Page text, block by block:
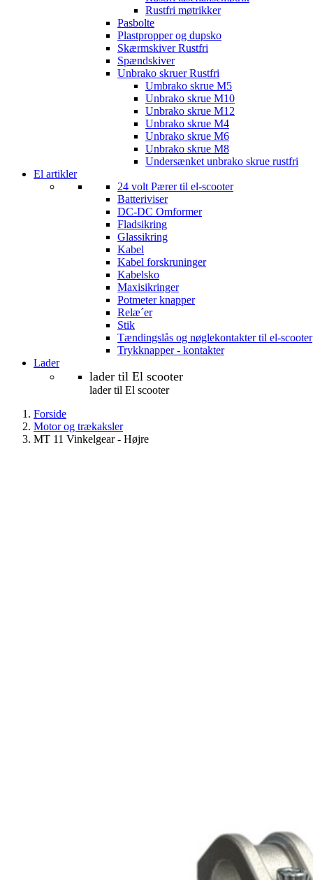
Rustfri møtrikker
Pasbolte
Plastpropper og dupsko
Skærmskiver Rustfri
Spændskiver
Unbrako skruer Rustfri
Umbrako skrue M5
Unbrako skrue M10
Unbrako skrue M12
Unbrako skrue M4
Unbrako skrue M6
Unbrako skrue M8
Undersænket unbrako skrue rustfri
El artikler
24 volt Pærer til el-scooter
Batteriviser
DC-DC Omformer
Fladsikring
Glassikring
Kabel
Kabel forskruninger
Kabelsko
Maxisikringer
Potmeter knapper
Relæ´er
Stik
Tændingslås og nøglekontakter til el-scooter
Trykknapper - kontakter
Lader
lader til El scooter
lader til El scooter
Forside
Motor og trækaksler
MT 11 Vinkelgear - Højre